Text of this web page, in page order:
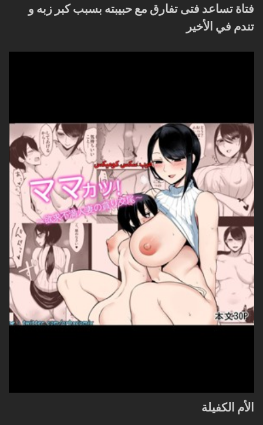
فتاة تساعد فتى تفارق مع حبيبته بسبب كبر زبه و
تندم في الأخير
الأم الكفيلة